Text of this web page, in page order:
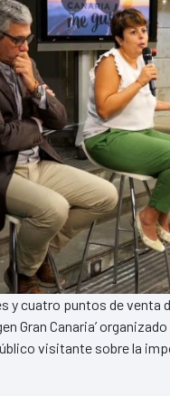
y cuatro puntos de venta
Gran Canaria’
visitante sobre la